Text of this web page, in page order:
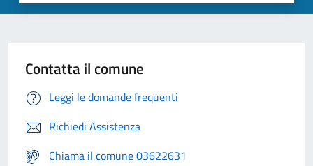
Contatta il comune
Leggi le domande frequenti
Richiedi Assistenza
Chiama il comune 03622631